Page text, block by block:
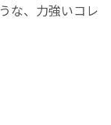
な、力強いコレ